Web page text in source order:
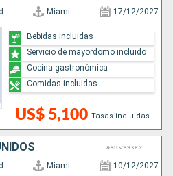
Miami 17/12/2027
US$ 5,100 Tasas incluidas
Bebidas incluidas
Servicio de mayordomo incluido
Cocina gastronómica
Comidas incluidas
Miami 10/12/2027